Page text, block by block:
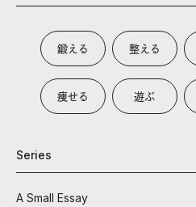
鍛える 整える
痩せる 遊ぶ
Series
A Small Essay